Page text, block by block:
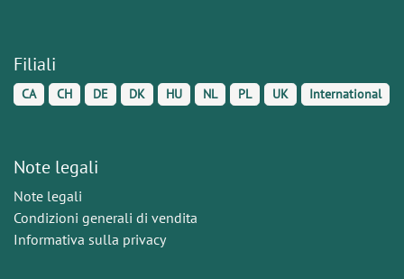
Filiali
CA CH DE DK HU NL PL UK International
Note legali
Note legali
Condizioni generali di vendita
Informativa sulla privacy